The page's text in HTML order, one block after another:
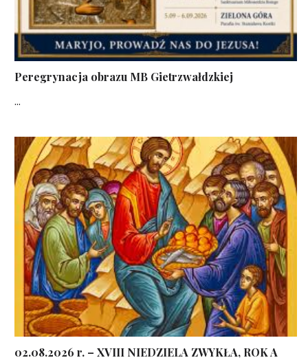
Peregrynacja obrazu MB Gietrzwałdzkiej
...
02.08.2026 r. – XVIII NIEDZIELA ZWYKŁA, ROK A